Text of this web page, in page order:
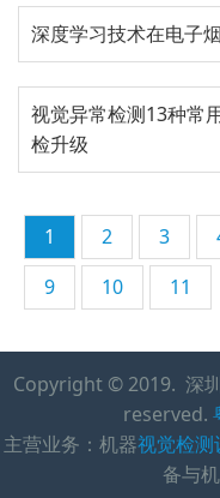
深度学习技术在电子
视觉异常检测13种常
检升级
1 2 3
9
10 11
Copyright © 2019. 深
reserved.
主营业务：机器视觉检测
备与